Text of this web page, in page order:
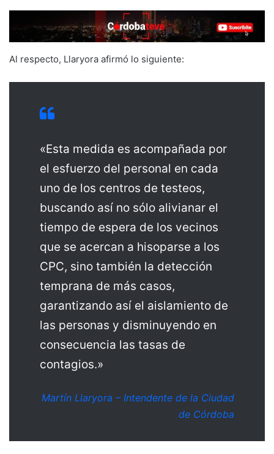
Al respecto, Llaryora afirmó lo siguiente:
«Esta medida es acompañada por
el esfuerzo del personal en cada
uno de los centros de testeos,
buscando así no sólo alivianar el
tiempo de espera de los vecinos
que se acercan a hisoparse a los
CPC, sino también la detección
temprana de más casos,
garantizando así el aislamiento de
las personas y disminuyendo en
consecuencia las tasas de
contagios.»
Martín Llaryora – Intendente de la Ciudad
de Córdoba